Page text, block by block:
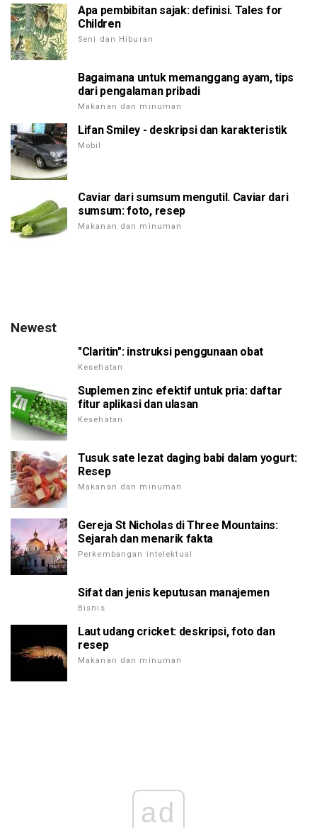
Apa pembibitan sajak: definisi. Tales for
Children
Seni dan Hiburan
Bagaimana untuk memanggang ayam, tips
dari pengalaman pribadi
Makanan dan minuman
Lifan Smiley - deskripsi dan karakteristik
Mobil
Caviar dari sumsum mengutil. Caviar dari
sumsum: foto, resep
Makanan dan minuman
Newest
"Claritin": instruksi penggunaan obat
Kesehatan
Suplemen zinc efektif untuk pria: daftar
fitur aplikasi dan ulasan
Kesehatan
Tusuk sate lezat daging babi dalam yogurt:
Resep
Makanan dan minuman
Gereja St Nicholas di Three Mountains:
Sejarah dan menarik fakta
Perkembangan intelektual
Sifat dan jenis keputusan manajemen
Bisnis
Laut udang cricket: deskripsi, foto dan
resep
Makanan dan minuman
ad